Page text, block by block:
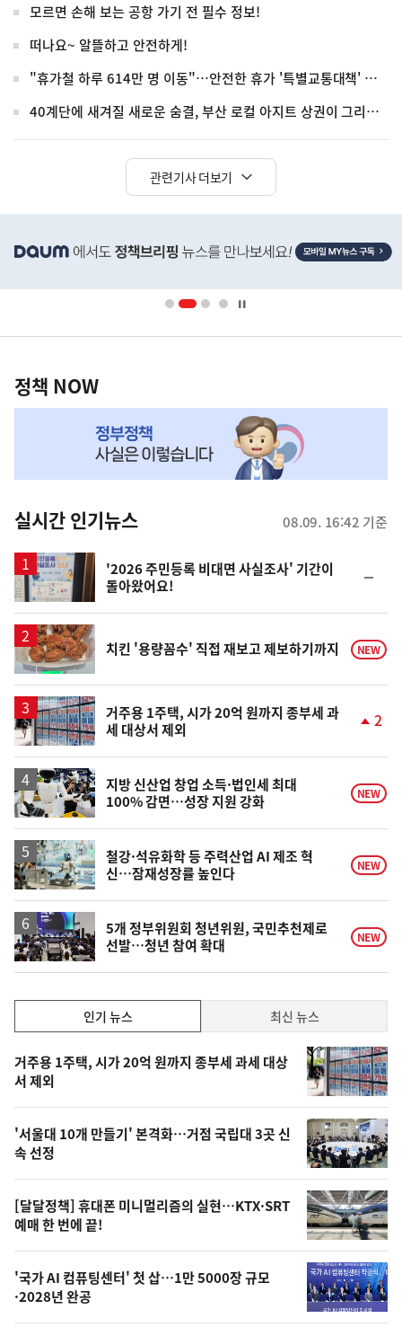
모르면 손해 보는 공항 가기 전 필수 정보!
떠나요~ 알뜰하고 안전하게!
"휴가철 하루 614만 명 이동"…안전한 휴가 '특별교통대책' 가동
40계단에 새겨질 새로운 숨결, 부산 로컬 아지트 상권이 그리는 미래
관련기사 더보기
단
영
책
NOW,
뉴
스
정책 NOW
실시간 인기뉴스 08.09. 16:42 기준
'2026 주민등록 비대면 사실조사' 기간이
돌아왔어요!
일
치킨 '용량꼼수' 직접 재보고 제보하기까지 NEW
거주용 1주택, 시가 20억 원까지 종부세 과
세 대상서 제외
승
2
지방 신산업 창업 소득·법인세 최대
100% 감면…성장 지원 강화
NEW
철강·석유화학 등 주력산업 AI 제조 혁
신…잠재성장률 높인다
NEW
5개 정부위원회 청년위원, 국민추천제로
선발…청년 참여 확대
NEW
기,
최
신,
오
늘
의
영
상
오
늘
인기 뉴스 최신 뉴스
기
뉴
스
거주용 1주택, 시가 20억 원까지 종부세 과세 대상
서 제외
'서울대 10개 만들기' 본격화…거점 국립대 3곳 신
속 선정
[달달정책] 휴대폰 미니멀리즘의 실현…KTX·SRT
예매 한 번에 끝!
'국가 AI 컴퓨팅센터' 첫 삽…1만 5000장 규모
·2028년 완공